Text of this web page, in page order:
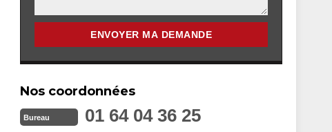
Nos coordonnées
Bureau 01 64 04 36 25